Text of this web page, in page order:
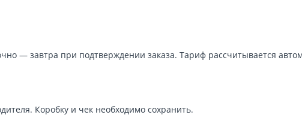
— завтра при подтверждении заказа. Тариф рассчитывается
Коробку и чек необходимо сохранить.